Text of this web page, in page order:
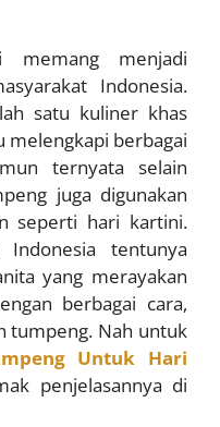
memang menjadi
Indonesia.
satu kuliner khas
melengkapi berbagai
ternyata selain
juga digunakan
seperti hari kartini.
Indonesia tentunya
yang merayakan
berbagai cara,
tumpeng. Nah untuk
Untuk Hari
penjelasannya di